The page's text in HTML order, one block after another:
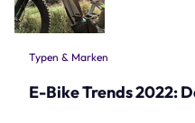
Typen & Marken
E-Bike Trends 2022: